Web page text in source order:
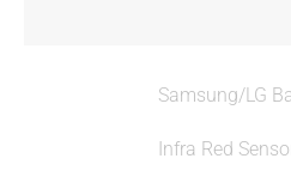
Samsung/LG
Infra Red